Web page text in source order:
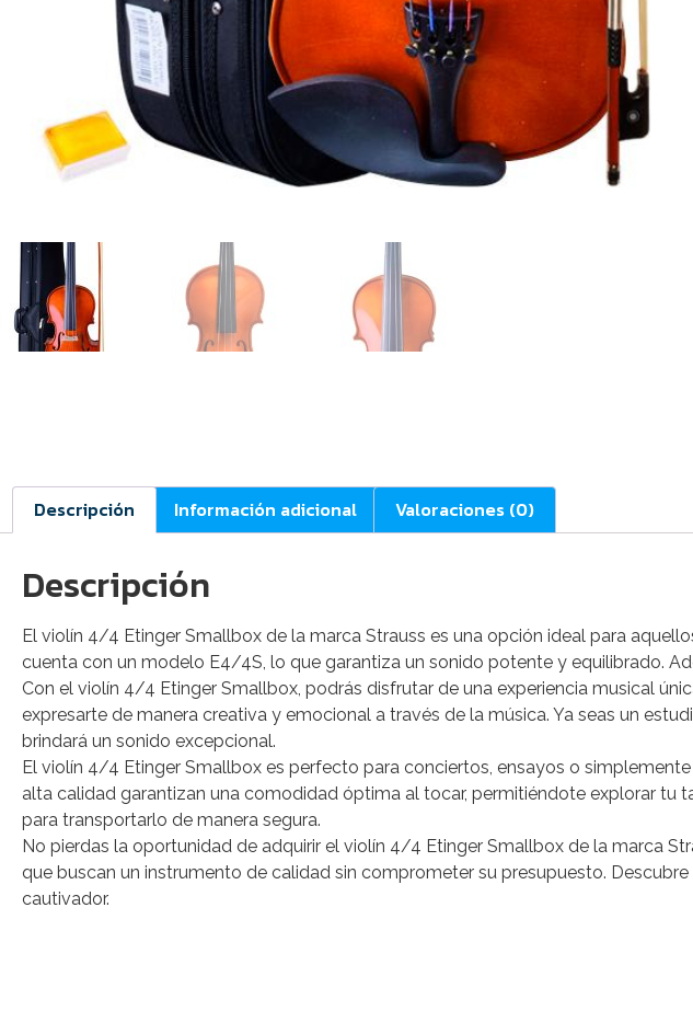
Descripción Información adicional Valoraciones (0)
Descripción
El violín 4/4 Etinger Smallbox de la marca Strauss es una opción ideal para
cuenta con un modelo E4/4S, lo que garantiza un sonido potente y equilibrado.
Con el violín 4/4 Etinger Smallbox, podrás disfrutar de una experiencia musical
expresarte de manera creativa y emocional a través de la música. Ya seas un
brindará un sonido excepcional.
El violín 4/4 Etinger Smallbox es perfecto para conciertos, ensayos o
alta calidad garantizan una comodidad óptima al tocar, permitiéndote explorar tu
para transportarlo de manera segura.
No pierdas la oportunidad de adquirir el violín 4/4 Etinger Smallbox de la marca
que buscan un instrumento de calidad sin comprometer su presupuesto.
cautivador.